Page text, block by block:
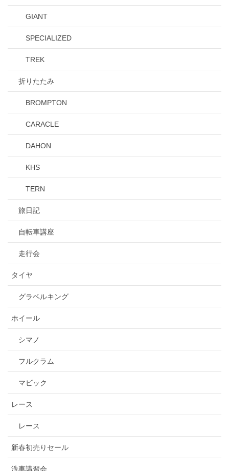
GIANT
SPECIALIZED
TREK
折りたたみ
BROMPTON
CARACLE
DAHON
KHS
TERN
旅日記
自転車講座
走行会
タイヤ
グラベルキング
ホイール
シマノ
フルクラム
マビック
レース
レース
新春初売りセール
洗車講習会